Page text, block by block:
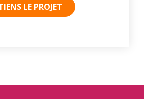
LE PROJET